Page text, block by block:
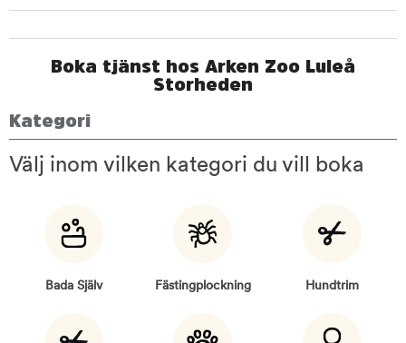
Boka tjänst hos Arken Zoo Luleå
Storheden
Kategori
Välj inom vilken kategori du vill boka
Bada Själv Fästingplockning Hundtrim